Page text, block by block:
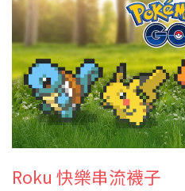
Roku 快樂串流襪子